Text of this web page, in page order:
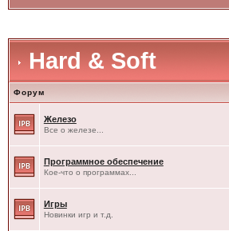
Hard & Soft
Форум
Железо
Все о железе...
Программное обеспечение
Кое-что о программах...
Игры
Новинки игр и т.д.